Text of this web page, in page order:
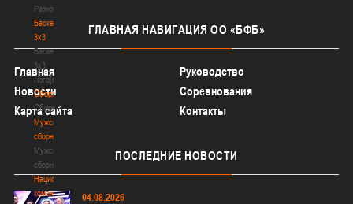
Разное
Баскетбол
3х3
Баскетбол
3х3
Лого[modid=121]
Сборные
Сборные
Мужские
сборные
Мужские
сборные
Национальная
команда
ГЛАВНАЯ НАВИГАЦИЯ ОО «БФБ»
Главная
Руководство
Новости
Соревнования
Карта сайта
Контакты
ПОСЛЕДНИЕ НОВОСТИ
04.08.2026